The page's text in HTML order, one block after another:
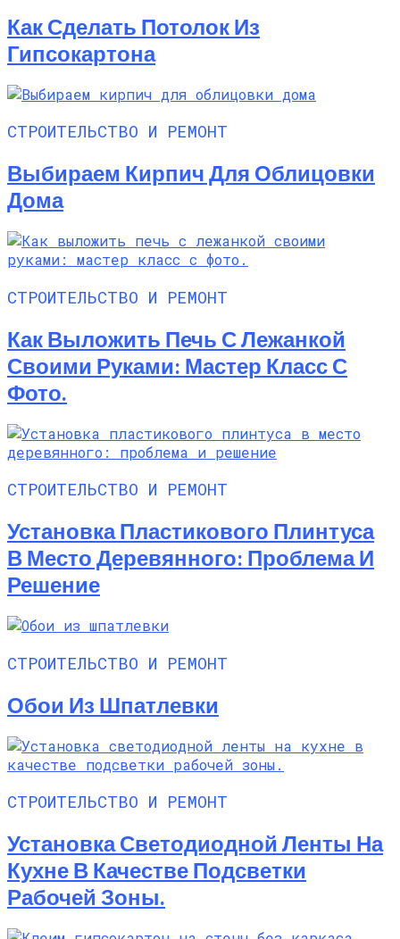
Как Сделать Потолок Из
Гипсокартона
СТРОИТЕЛЬСТВО И РЕМОНТ
Выбираем Кирпич Для Облицовки
Дома
СТРОИТЕЛЬСТВО И РЕМОНТ
Как Выложить Печь С Лежанкой
Своими Руками: Мастер Класс С
Фото.
СТРОИТЕЛЬСТВО И РЕМОНТ
Установка Пластикового Плинтуса
В Место Деревянного: Проблема И
Решение
СТРОИТЕЛЬСТВО И РЕМОНТ
Обои Из Шпатлевки
СТРОИТЕЛЬСТВО И РЕМОНТ
Установка Светодиодной Ленты На
Кухне В Качестве Подсветки
Рабочей Зоны.